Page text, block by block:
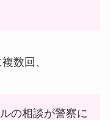
数回、
の相談が警察に